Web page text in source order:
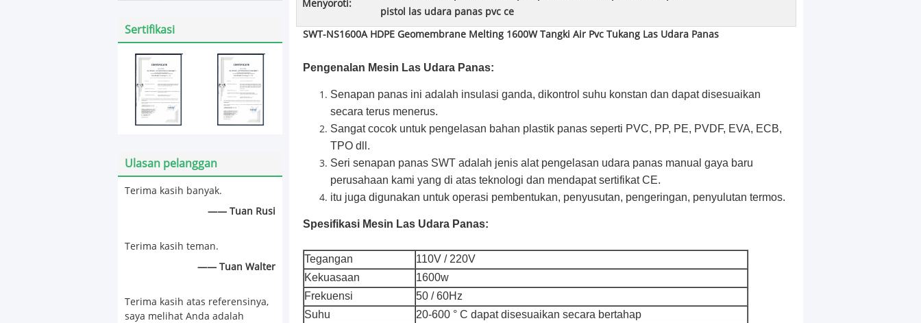
Sertifikasi
Ulasan pelanggan
Terima kasih banyak.
—— Tuan Rusi
Terima kasih teman.
—— Tuan Walter
Terima kasih atas referensinya,
saya melihat Anda adalah
Menyoroti:
pistol las udara panas pvc ce
SWT-NS1600A HDPE Geomembrane Melting 1600W Tangki Air Pvc Tukang Las Udara Panas
Pengenalan Mesin Las Udara Panas:
Senapan panas ini adalah insulasi ganda, dikontrol suhu konstan dan dapat disesuaikan
secara terus menerus.
Sangat cocok untuk pengelasan bahan plastik panas seperti PVC, PP, PE, PVDF, EVA, ECB,
TPO dll.
Seri senapan panas SWT adalah jenis alat pengelasan udara panas manual gaya baru
perusahaan kami yang di atas teknologi dan mendapat sertifikat CE.
itu juga digunakan untuk operasi pembentukan, penyusutan, pengeringan, penyulutan termos.
Spesifikasi Mesin Las Udara Panas:
Tegangan
110V / 220V
Kekuasaan
1600w
Frekuensi
50 / 60Hz
Suhu
20-600 ° C dapat disesuaikan secara bertahap